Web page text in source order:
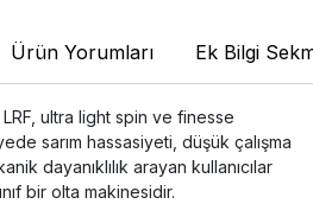
Ürün Yorumları Ek Bilgi
LRF, ultra light spin ve finesse
sarım hassasiyeti, düşük çalışma
dayanıklılık arayan kullanıcılar
bir olta makinesidir.